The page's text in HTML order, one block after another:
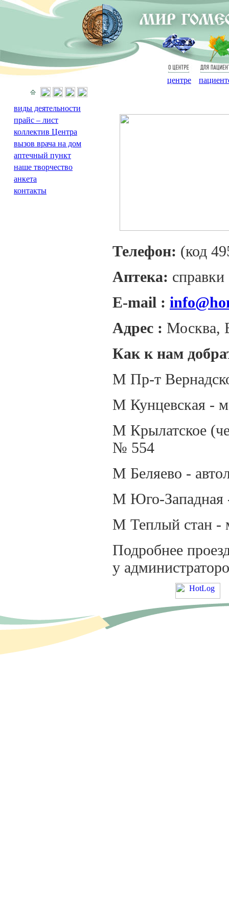
О
центре
Для
Телефон: (код
Аптека:
E-mail :
Адрес : Москва,
Как к нам
М Пр-т
М Кунцевская -
М Крылатское
№ 554
М Беляево -
М Юго-Западная
М Теплый стан -
Подробнее
у
виды деятельности
прайс – лист
коллектив Центра
вызов врача на дом
аптечный пункт
наше творчество
анкета
контакты